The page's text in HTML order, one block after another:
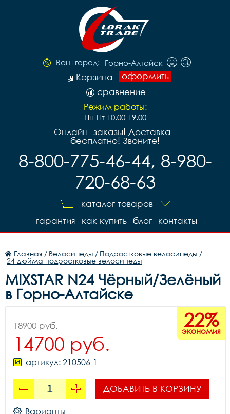
Ваш город: Горно-Алтайск
оформить
Корзина
сравнение
Режим работы:
Пн-Пт 10.00-19.00
Онлайн- заказы! Доставка -
бесплатно! Звоните!
8-800-775-46-44, 8-980-
720-68-63
каталог товаров
контакты
блог
как купить
гарантия
Главная / Велосипеды / Подростковые велосипеды /
24 дюйма подростковые велосипеды
MIXSTAR N24 Чёрный/Зелёный
в Горно-Алтайске
22%
экономия
18900 руб.
14700 руб.
артикул: 210506-1
ДОБАВИТЬ В КОРЗИНУ
Варианты